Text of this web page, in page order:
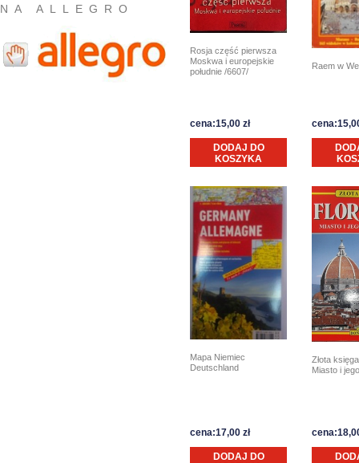
NA ALLEGRO
Rosja część pierwsza
Moskwa i europejskie
południe /6607/
cena:15,00 zł
DODAJ DO
KOSZYKA
Raem w
Mapa Niemiec
Deutschland
cena:17,00 zł
DODAJ DO
Złota
Miasto i